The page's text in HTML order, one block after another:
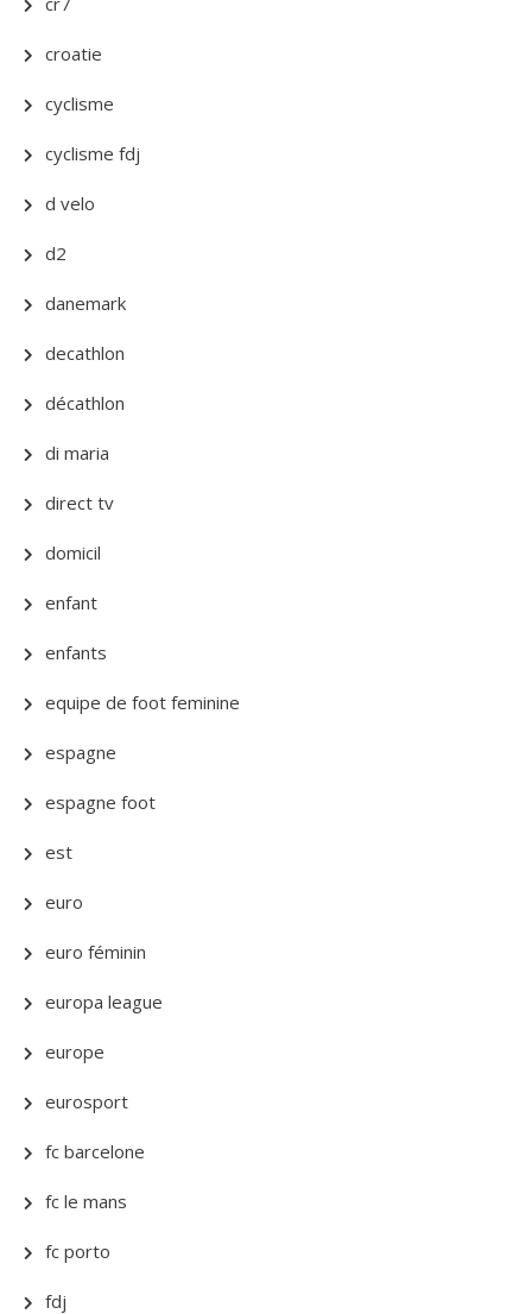
croatie
cyclisme
cyclisme fdj
d velo
d2
danemark
decathlon
décathlon
di maria
direct tv
domicil
enfant
enfants
equipe de foot feminine
espagne
espagne foot
est
euro
euro féminin
europa league
europe
eurosport
fc barcelone
fc le mans
fc porto
fdj